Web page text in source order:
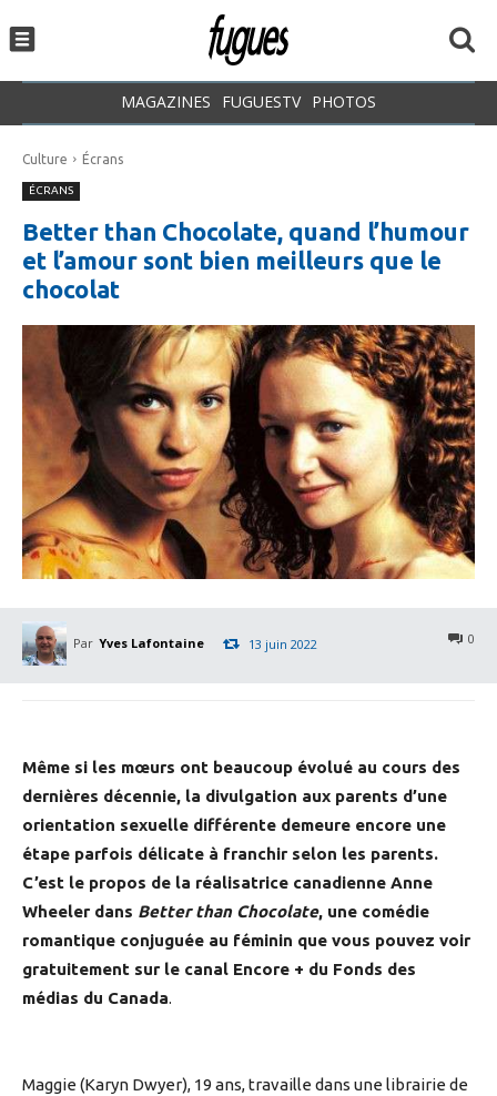
MAGAZINES FUGUESTV PHOTOS
Culture Écrans
ÉCRANS
Better than Chocolate, quand l’humour
et l’amour sont bien meilleurs que le
chocolat
Par Yves Lafontaine 0
13 juin 2022
Même si les mœurs ont beaucoup évolué au cours des
dernières décennie, la divulgation aux parents d’une
orientation sexuelle différente demeure encore une
étape parfois délicate à franchir selon les parents.
C’est le propos de la réalisatrice canadienne Anne
Wheeler dans Better than Chocolate, une comédie
romantique conjuguée au féminin que vous pouvez voir
gratuitement sur le canal Encore + du Fonds des
médias du Canada.
Maggie (Karyn Dwyer), 19 ans, travaille dans une librairie de